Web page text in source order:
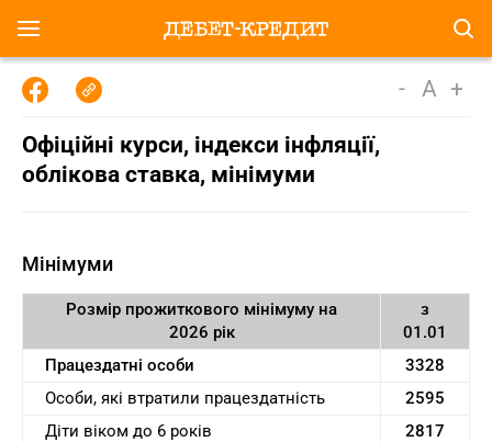
- A +
Oфіційні курси, індекcи інфляції,
облікова ставка, мінімуми
Мінімуми
Розмір прожиткового мінімуму на
2026 рік
з
01.01
Працездатні особи
3328
Особи, які втратили працездатність
2595
Діти віком до 6 років
2817